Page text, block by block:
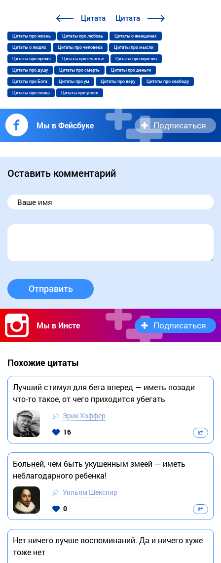
Цитата Цитата
Цитаты про жизнь Цитаты про любовь Цитаты о женщинах
Цитаты о людях Цитаты про человека Цитаты про мысли
Цитаты про время Цитаты про счастье Цитаты про мужчин
Цитаты про душу Цитаты про смерть Цитаты про деньги
Цитаты про Бога Цитаты про ум Цитаты про веру Цитаты про свободу
Цитаты про слова Цитаты про успех
Мы в Фейсбуке Подписаться
Оставить комментарий
Отправить
Мы в Инсте Подписаться
Похожие цитаты
Лучший стимул для бега вперед — иметь позади
что-то такое, от чего приходится убегать
Эрик Хоффер
16
Больней, чем быть укушенным змеей — иметь
неблагодарного ребенка!
Уильям Шекспир
0
Нет ничего лучше воспоминаний. Да и ничего хуже
тоже нет